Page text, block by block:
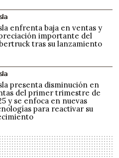
enfrenta baja en ventas y
importante del
tras su lanzamiento
presenta disminución en
del primer trimestre de
y se enfoca en nuevas
para reactivar su